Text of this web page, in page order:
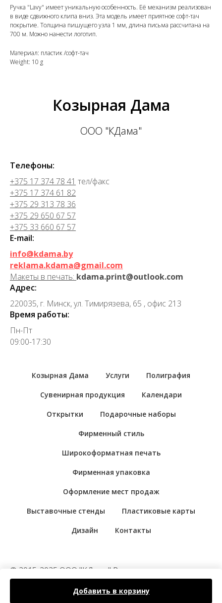
Добавить в корзину
Ручка "Lavy" имеет уникальную особенность. Её механизм реализован
в виде сдвижного клипа вниз. Эта модель имеет приятное софт-тач
покрытие. Толщина пишущего узла 1 мм, длина письма рассчитана на
700 м. Можно нанести логотип.
Материал: пластик /софт-тач
Weight: 10 g
Козырная Дама
ООО "КДама"
Телефоны:
+375 17 374 78 41 тел/факс
+375 17 374 61 82
+375 29 313 78 36
+375 29 650 67 57
+375 33 660 67 57
E-mail:
info@kdama.by
reklama.kdama@gmail.com
Макеты в печать: kdama.print@outlook.com
Адрес:
220035, г. Минск, ул. Тимирязева, 65 , офис 213
Время работы:
Пн-Пт
09:00-17:30
Козырная Дама Услуги Полиграфия
Сувенирная продукция Календари
Открытки Подарочные наборы
Фирменный стиль
Широкоформатная печать
Фирменная упаковка
Оформление мест продаж
Выставочные стенды Пластиковые карты
Дизайн Контакты
© 2015-2025 ООО "КДама" Рекламно-
производственная компания "Козырная Дама".
Цены на сайте носят справочный характер. Не